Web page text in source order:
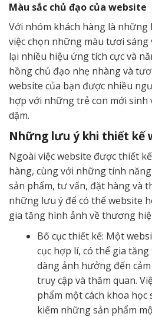
Màu sắc chủ đạo của website
Với nhóm khách hàng là những
việc chọn những màu tươi
lại nhiều hiệu ứng tích cực và
hồng chủ đạo nhẹ nhàng và
website của bạn được nhiều
hợp với những trẻ con mới sinh
dặm.
Những lưu ý khi thiết kế
Ngoài việc website được thiết
hàng, cùng với những tính
sản phẩm, tư vấn, đặt hàng và
những lưu ý để có thể website
gia tăng hình ảnh về thương
Bố cục thiết kế: Một
cục hợp lí, có thể gia
dàng ảnh hưởng đến
truy cập và thăm quan.
phẩm một cách khoa học
kiếm những sản phẩm